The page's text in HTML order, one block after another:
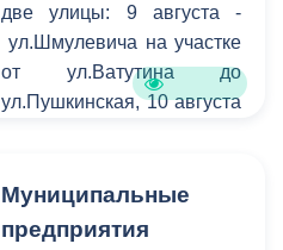
две улицы: 9 августа -
ул.Шмулевича на участке
от ул.Ватутина до
ул.Пушкинская, 10 августа
до ул.Баракова. Просим
участников дорожного
Муниципальные
предприятия